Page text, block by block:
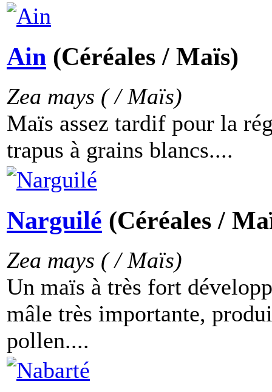
Ain (Céréales / Maïs)
Zea mays ( / Maïs)
Maïs assez tardif pour la
trapus à grains blancs....
Narguilé (Céréales /
Zea mays ( / Maïs)
Un maïs à très fort
mâle très importante,
pollen....